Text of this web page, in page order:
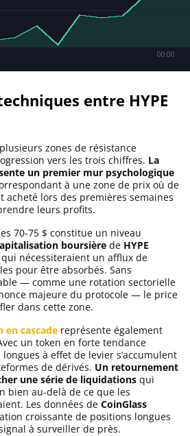
entre HYPE
zones de résistance
vers les trois chiffres. La
un premier mur psychologique
à une zone de prix où de
acheté lors des premières semaines
leurs profits.
70-75 $ constitue un niveau
boursière de HYPE
nécessiteraient un afflux de
pour être absorbés. Sans
— comme une rotation sectorielle
majeure du protocole — le price
dans cette zone.
en cascade représente également
un token en forte tendance
à effet de levier s’accumulent
de dérivés. Un retournement
une série de liquidations qui
bien au-delà de ce que les
Les données de CoinGlass
croissante de positions longues
à surveiller de près.